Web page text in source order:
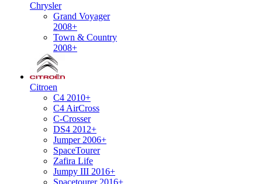
Chrysler
Grand Voyager
2008+
Town & Country
2008+
Citroen
C4 2010+
C4 AirCross
C-Crosser
DS4 2012+
Jumper 2006+
SpaceTourer
Zafira Life
Jumpy III 2016+
Spacetourer 2016+